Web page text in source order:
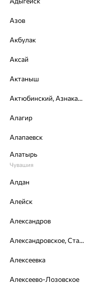
45
Калькулятор размера
828
Нужна
Плетение:якорное
Азов
Акбулак
Аксай
Актаныш
Актюбинский, Азнакаевский район
Алагир
Алапаевск
Алатырь
Чувашия
Алдан
Алейск
Александров
Александровское, Ставропольский край
Алексеевка
Алексеево-Лозовское